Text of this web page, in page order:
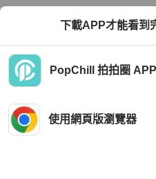
下載APP才能看到
PopChill 拍拍圈 APP
使用網頁版瀏覽器